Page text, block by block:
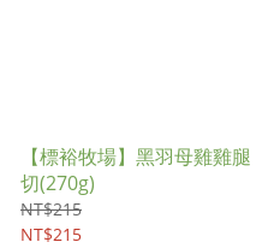
【標裕牧場】黑羽母雞雞腿
切(270g)
NT$215
NT$215